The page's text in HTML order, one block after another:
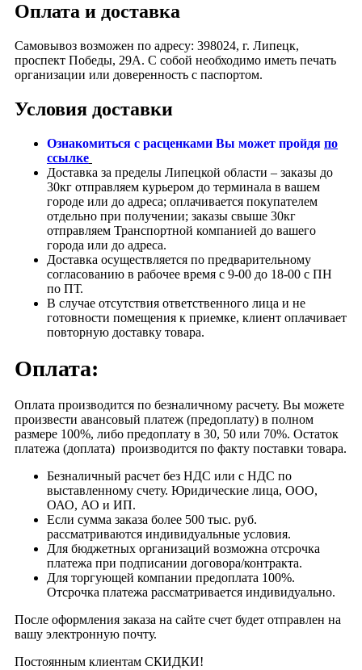
Оплата и доставка
Самовывоз возможен по адресу: 398024, г. Липецк,
проспект Победы, 29А. С собой необходимо иметь печать
организации или доверенность с паспортом.
Условия доставки
Ознакомиться с расценками Вы может пройдя по
ссылке
Доставка за пределы Липецкой области – заказы до
30кг отправляем курьером до терминала в вашем
городе или до адреса; оплачивается покупателем
отдельно при получении; заказы свыше 30кг
отправляем Транспортной компанией до вашего
города или до адреса.
Доставка осуществляется по предварительному
согласованию в рабочее время с 9-00 до 18-00 с ПН
по ПТ.
В случае отсутствия ответственного лица и не
готовности помещения к приемке, клиент оплачивает
повторную доставку товара.
Оплата:
Оплата производится по безналичному расчету. Вы можете
произвести авансовый платеж (предоплату) в полном
размере 100%, либо предоплату в 30, 50 или 70%. Остаток
платежа (доплата) производится по факту поставки товара.
Безналичный расчет без НДС или с НДС по
выставленному счету. Юридические лица, ООО,
ОАО, АО и ИП.
Если сумма заказа более 500 тыс. руб.
рассматриваются индивидуальные условия.
Для бюджетных организаций возможна отсрочка
платежа при подписании договора/контракта.
Для торгующей компании предоплата 100%.
Отсрочка платежа рассматривается индивидуально.
После оформления заказа на сайте счет будет отправлен на
вашу электронную почту.
Постоянным клиентам СКИДКИ!